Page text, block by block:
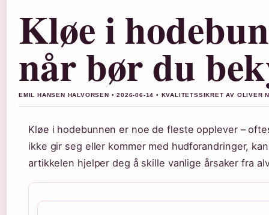
Kløe i
når bør du
EMIL HANSEN HALVORSEN • 2026-06-14 • KVALITETSSIKRET AV OLIVER
Kløe i hodebunnen er noe de fleste opplever –
ikke gir seg eller kommer med hudforandringer,
artikkelen hjelper deg å skille vanlige årsaker fra